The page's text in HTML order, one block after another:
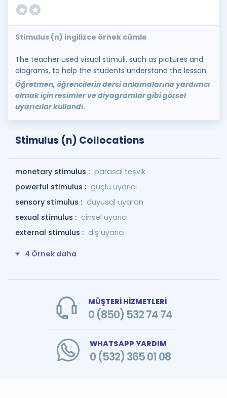
Stimulus (n) ingilizce örnek cümle
The teacher used visual stimuli, such as pictures and
diagrams, to help the students understand the lesson.
Öğretmen, öğrencilerin dersi anlamalarına yardımcı
olmak için resimler ve diyagramlar gibi görsel
uyarıcılar kullandı.
Stimulus (n) Collocations
monetary stimulus : parasal teşvik
powerful stimulus : güçlü uyarıcı
sensory stimulus : duyusal uyaran
sexual stimulus : cinsel uyarıcı
external stimulus : dış uyarıcı
4 Örnek daha
MÜŞTERİ HİZMETLERİ
0 (850) 532 74 74
WHATSAPP YARDIM
0 (532) 365 01 08